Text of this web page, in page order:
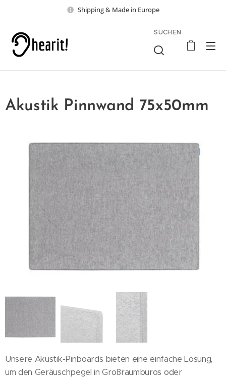
Shipping & Made in Europe
SUCHEN
Akustik Pinnwand 75x50mm
Unsere Akustik-Pinboards bieten eine einfache Lösung,
um den Geräuschpegel in Großraumbüros oder